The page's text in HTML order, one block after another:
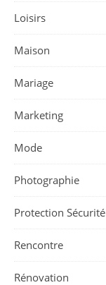
Loisirs
Maison
Mariage
Marketing
Mode
Photographie
Protection Sécurité
Rencontre
Rénovation